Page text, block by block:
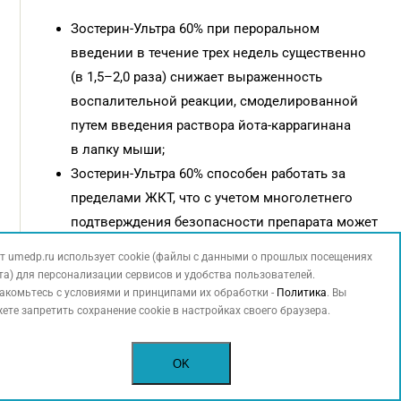
Зостерин-Ультра 60% при пероральном
введении в течение трех недель существенно
(в 1,5–2,0 раза) снижает выраженность
воспалительной реакции, смоделированной
путем введения раствора йота-каррагинана
в лапку мыши;
Зостерин-Ультра 60% способен работать за
пределами ЖКТ, что с учетом многолетнего
подтверждения безопасности препарата может
Авторы заявляют об отсутствии конфликта интересов
и финансировании.
КЛЮЧЕВЫЕ СЛОВА: воспаление, Зостерин-Ультра 60%, йота-каррагинан,
umedp.ru использует cookie (файлы с данными о прошлых посещениях
для персонализации сервисов и удобства пользователей.
с условиями и принципами их обработки - Политика. Вы
запретить сохранение cookie в настройках своего браузера.
OK